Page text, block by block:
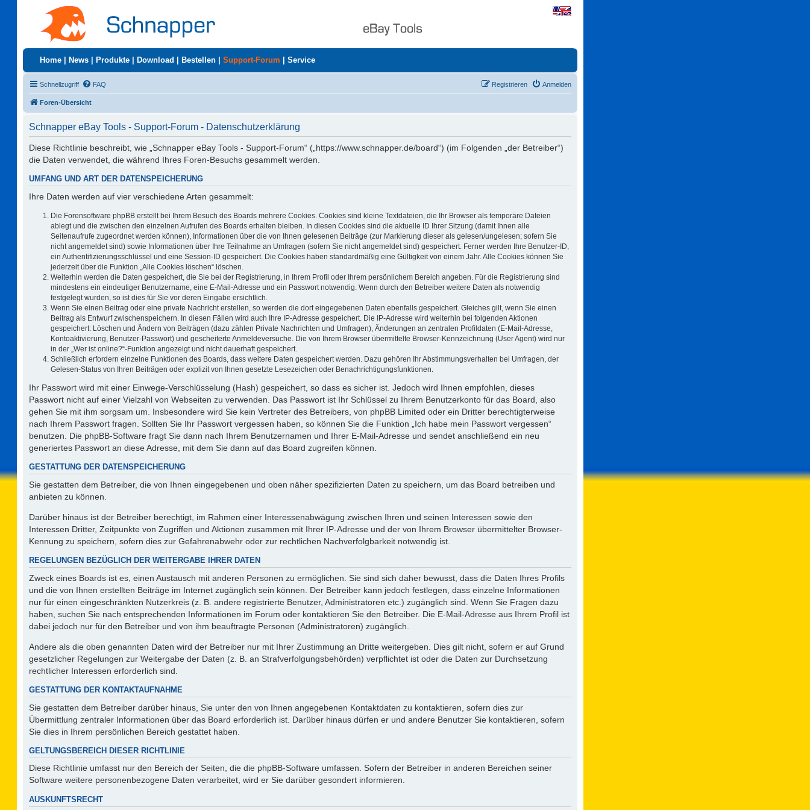
Home News Produkte Download Bestellen Support-Forum Service
Schnellzugriff FAQ Anmelden
Registrieren
Foren-Übersicht
Schnapper eBay Tools - Support-Forum - Datenschutzerklärung
Diese Richtlinie beschreibt, wie „Schnapper eBay Tools - Support-Forum“ („https://www.schnapper.de/board“) (im Folgenden „der Betreiber“)
die Daten verwendet, die während Ihres Foren-Besuchs gesammelt werden.
UMFANG UND ART DER DATENSPEICHERUNG
Ihre Daten werden auf vier verschiedene Arten gesammelt:
Die Forensoftware phpBB erstellt bei Ihrem Besuch des Boards mehrere Cookies. Cookies sind kleine Textdateien, die Ihr Browser als temporäre Dateien
ablegt und die zwischen den einzelnen Aufrufen des Boards erhalten bleiben. In diesen Cookies sind die aktuelle ID Ihrer Sitzung (damit Ihnen alle
Seitenaufrufe zugeordnet werden können), Informationen über die von Ihnen gelesenen Beiträge (zur Markierung dieser als gelesen/ungelesen; sofern Sie
nicht angemeldet sind) sowie Informationen über Ihre Teilnahme an Umfragen (sofern Sie nicht angemeldet sind) gespeichert. Ferner werden Ihre Benutzer-ID,
ein Authentifizierungsschlüssel und eine Session-ID gespeichert. Die Cookies haben standardmäßig eine Gültigkeit von einem Jahr. Alle Cookies können Sie
jederzeit über die Funktion „Alle Cookies löschen“ löschen.
Weiterhin werden die Daten gespeichert, die Sie bei der Registrierung, in Ihrem Profil oder Ihrem persönlichem Bereich angeben. Für die Registrierung sind
mindestens ein eindeutiger Benutzername, eine E-Mail-Adresse und ein Passwort notwendig. Wenn durch den Betreiber weitere Daten als notwendig
festgelegt wurden, so ist dies für Sie vor deren Eingabe ersichtlich.
Wenn Sie einen Beitrag oder eine private Nachricht erstellen, so werden die dort eingegebenen Daten ebenfalls gespeichert. Gleiches gilt, wenn Sie einen
Beitrag als Entwurf zwischenspeichern. In diesen Fällen wird auch Ihre IP-Adresse gespeichert. Die IP-Adresse wird weiterhin bei folgenden Aktionen
gespeichert: Löschen und Ändern von Beiträgen (dazu zählen Private Nachrichten und Umfragen), Änderungen an zentralen Profildaten (E-Mail-Adresse,
Kontoaktivierung, Benutzer-Passwort) und gescheiterte Anmeldeversuche. Die von Ihrem Browser übermittelte Browser-Kennzeichnung (User Agent) wird nur
in der „Wer ist online?“-Funktion angezeigt und nicht dauerhaft gespeichert.
Schließlich erfordern einzelne Funktionen des Boards, dass weitere Daten gespeichert werden. Dazu gehören Ihr Abstimmungsverhalten bei Umfragen, der
Gelesen-Status von Ihren Beiträgen oder explizit von Ihnen gesetzte Lesezeichen oder Benachrichtigungsfunktionen.
Ihr Passwort wird mit einer Einwege-Verschlüsselung (Hash) gespeichert, so dass es sicher ist. Jedoch wird Ihnen empfohlen, dieses
Passwort nicht auf einer Vielzahl von Webseiten zu verwenden. Das Passwort ist Ihr Schlüssel zu Ihrem Benutzerkonto für das Board, also
gehen Sie mit ihm sorgsam um. Insbesondere wird Sie kein Vertreter des Betreibers, von phpBB Limited oder ein Dritter berechtigterweise
nach Ihrem Passwort fragen. Sollten Sie Ihr Passwort vergessen haben, so können Sie die Funktion „Ich habe mein Passwort vergessen“
benutzen. Die phpBB-Software fragt Sie dann nach Ihrem Benutzernamen und Ihrer E-Mail-Adresse und sendet anschließend ein neu
generiertes Passwort an diese Adresse, mit dem Sie dann auf das Board zugreifen können.
GESTATTUNG DER DATENSPEICHERUNG
Sie gestatten dem Betreiber, die von Ihnen eingegebenen und oben näher spezifizierten Daten zu speichern, um das Board betreiben und
anbieten zu können.
Darüber hinaus ist der Betreiber berechtigt, im Rahmen einer Interessenabwägung zwischen Ihren und seinen Interessen sowie den
Interessen Dritter, Zeitpunkte von Zugriffen und Aktionen zusammen mit Ihrer IP-Adresse und der von Ihrem Browser übermittelter Browser-
Kennung zu speichern, sofern dies zur Gefahrenabwehr oder zur rechtlichen Nachverfolgbarkeit notwendig ist.
REGELUNGEN BEZÜGLICH DER WEITERGABE IHRER DATEN
Zweck eines Boards ist es, einen Austausch mit anderen Personen zu ermöglichen. Sie sind sich daher bewusst, dass die Daten Ihres Profils
und die von Ihnen erstellten Beiträge im Internet zugänglich sein können. Der Betreiber kann jedoch festlegen, dass einzelne Informationen
nur für einen eingeschränkten Nutzerkreis (z. B. andere registrierte Benutzer, Administratoren etc.) zugänglich sind. Wenn Sie Fragen dazu
haben, suchen Sie nach entsprechenden Informationen im Forum oder kontaktieren Sie den Betreiber. Die E-Mail-Adresse aus Ihrem Profil ist
dabei jedoch nur für den Betreiber und von ihm beauftragte Personen (Administratoren) zugänglich.
Andere als die oben genannten Daten wird der Betreiber nur mit Ihrer Zustimmung an Dritte weitergeben. Dies gilt nicht, sofern er auf Grund
gesetzlicher Regelungen zur Weitergabe der Daten (z. B. an Strafverfolgungsbehörden) verpflichtet ist oder die Daten zur Durchsetzung
rechtlicher Interessen erforderlich sind.
GESTATTUNG DER KONTAKTAUFNAHME
Sie gestatten dem Betreiber darüber hinaus, Sie unter den von Ihnen angegebenen Kontaktdaten zu kontaktieren, sofern dies zur
Übermittlung zentraler Informationen über das Board erforderlich ist. Darüber hinaus dürfen er und andere Benutzer Sie kontaktieren, sofern
Sie dies in Ihrem persönlichen Bereich gestattet haben.
GELTUNGSBEREICH DIESER RICHTLINIE
Diese Richtlinie umfasst nur den Bereich der Seiten, die die phpBB-Software umfassen. Sofern der Betreiber in anderen Bereichen seiner
Software weitere personenbezogene Daten verarbeitet, wird er Sie darüber gesondert informieren.
AUSKUNFTSRECHT